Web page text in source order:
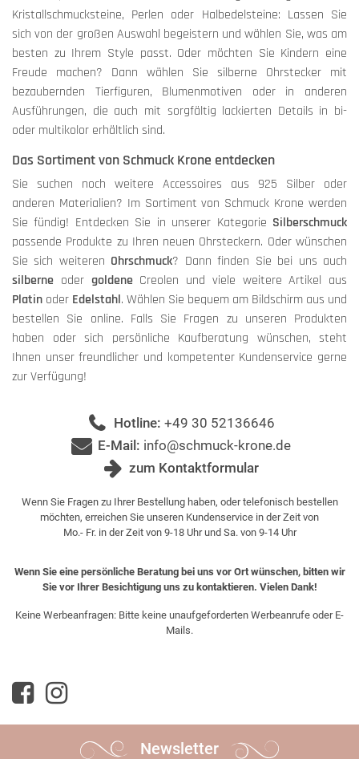
Kristallschmucksteine, Perlen oder Halbedelsteine: Lassen Sie
sich von der großen Auswahl begeistern und wählen Sie, was am
besten zu Ihrem Style passt. Oder möchten Sie Kindern eine
Freude machen? Dann wählen Sie silberne Ohrstecker mit
bezaubernden Tierfiguren, Blumenmotiven oder in anderen
Ausführungen, die auch mit sorgfältig lackierten Details in bi-
oder multikolor erhältlich sind.
Das Sortiment von Schmuck Krone entdecken
Sie suchen noch weitere Accessoires aus 925 Silber oder
anderen Materialien? Im Sortiment von Schmuck Krone werden
Sie fündig! Entdecken Sie in unserer Kategorie Silberschmuck
passende Produkte zu Ihren neuen Ohrsteckern. Oder wünschen
Sie sich weiteren Ohrschmuck? Dann finden Sie bei uns auch
silberne oder goldeneCreolen und viele weitere Artikel aus
Platin oder Edelstahl. Wählen Sie bequem am Bildschirm aus und
bestellen Sie online. Falls Sie Fragen zu unseren Produkten
haben oder sich persönliche Kaufberatung wünschen, steht
Ihnen unser freundlicher und kompetenter Kundenservice gerne
zur Verfügung!
Hotline: +49 30 52136646
E-Mail: info@schmuck-krone.de
zum Kontaktformular
Wenn Sie Fragen zu Ihrer Bestellung haben, oder telefonisch bestellen
möchten, erreichen Sie unseren Kundenservice in der Zeit von
Mo.- Fr. in der Zeit von 9-18 Uhr und Sa. von 9-14 Uhr
Wenn Sie eine persönliche Beratung bei uns vor Ort wünschen, bitten wir
Sie vor Ihrer Besichtigung uns zu kontaktieren. Vielen Dank!
Keine Werbeanfragen: Bitte keine unaufgeforderten Werbeanrufe oder E-
Mails.
Newsletter